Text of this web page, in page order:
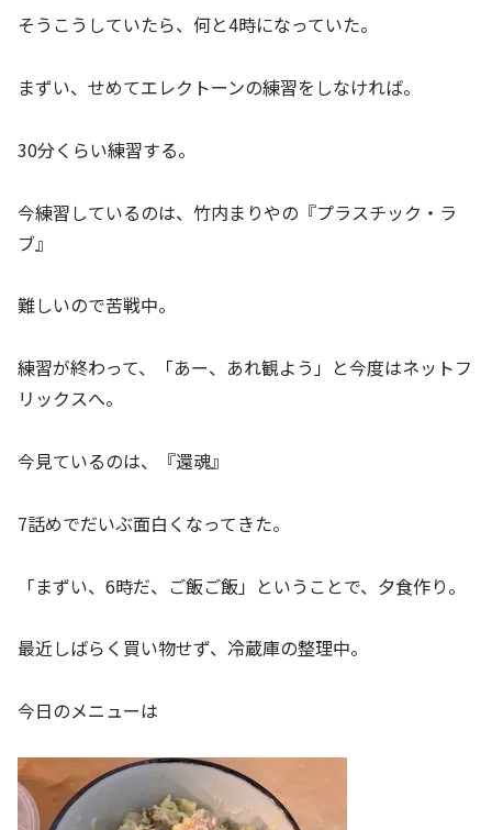
そうこうしていたら、何と4時になっていた。
まずい、せめてエレクトーンの練習をしなければ。
30分くらい練習する。
今練習しているのは、竹内まりやの『プラスチック・ラ
ブ』
難しいので苦戦中。
練習が終わって、「あー、あれ観よう」と今度はネットフ
リックスへ。
今見ているのは、『還魂』
7話めでだいぶ面白くなってきた。
「まずい、6時だ、ご飯ご飯」ということで、夕食作り。
最近しばらく買い物せず、冷蔵庫の整理中。
今日のメニューは